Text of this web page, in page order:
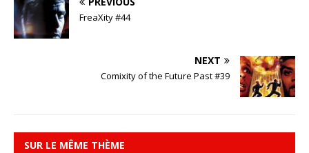
FreaXity #44
NEXT
Comixity of the Future Past #39
SUR LE MÊME THÈME